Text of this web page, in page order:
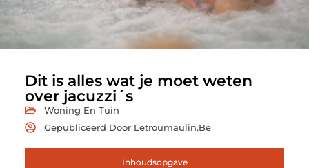
Dit is alles wat je moet weten
over jacuzzi´s
Woning En Tuin
Gepubliceerd Door Letroumaulin.be
Inhoudsopgave